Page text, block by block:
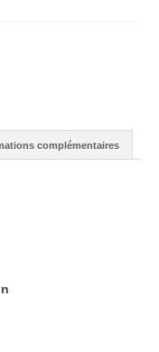
complémentaires